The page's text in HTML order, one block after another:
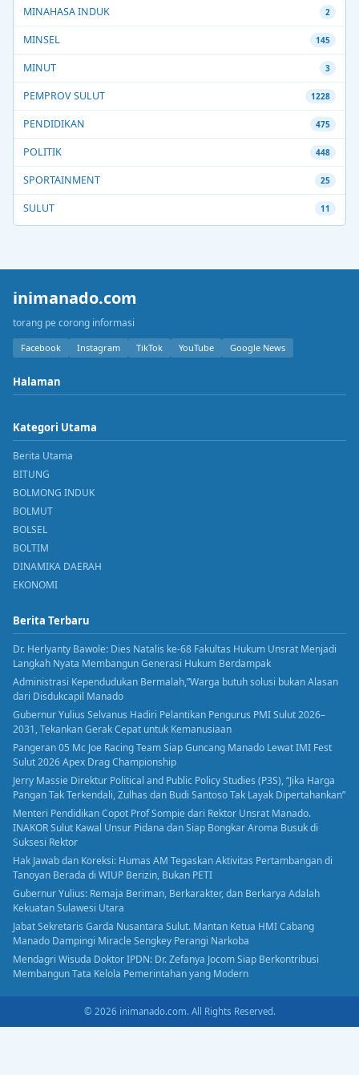
MINAHASA INDUK 2
MINSEL 145
MINUT 3
PEMPROV SULUT 1228
PENDIDIKAN 475
POLITIK 448
SPORTAINMENT 25
SULUT 11
inimanado.com
torang pe corong informasi
Facebook Instagram TikTok YouTube Google News
Halaman
Kategori Utama
Berita Utama
BITUNG
BOLMONG INDUK
BOLMUT
BOLSEL
BOLTIM
DINAMIKA DAERAH
EKONOMI
Berita Terbaru
Dr. Herlyanty Bawole: Dies Natalis ke-68 Fakultas Hukum Unsrat Menjadi
Langkah Nyata Membangun Generasi Hukum Berdampak
Administrasi Kependudukan Bermalah,”Warga butuh solusi bukan Alasan
dari Disdukcapil Manado
Gubernur Yulius Selvanus Hadiri Pelantikan Pengurus PMI Sulut 2026–
2031, Tekankan Gerak Cepat untuk Kemanusiaan
Pangeran 05 Mc Joe Racing Team Siap Guncang Manado Lewat IMI Fest
Sulut 2026 Apex Drag Championship
Jerry Massie Direktur Political and Public Policy Studies (P3S), “Jika Harga
Pangan Tak Terkendali, Zulhas dan Budi Santoso Tak Layak Dipertahankan”
Menteri Pendidikan Copot Prof Sompie dari Rektor Unsrat Manado.
INAKOR Sulut Kawal Unsur Pidana dan Siap Bongkar Aroma Busuk di
Suksesi Rektor
Hak Jawab dan Koreksi: Humas AM Tegaskan Aktivitas Pertambangan di
Tanoyan Berada di WIUP Berizin, Bukan PETI
Gubernur Yulius: Remaja Beriman, Berkarakter, dan Berkarya Adalah
Kekuatan Sulawesi Utara
Jabat Sekretaris Garda Nusantara Sulut. Mantan Ketua HMI Cabang
Manado Dampingi Miracle Sengkey Perangi Narkoba
Mendagri Wisuda Doktor IPDN: Dr. Zefanya Jocom Siap Berkontribusi
Membangun Tata Kelola Pemerintahan yang Modern
© 2026 inimanado.com. All Rights Reserved.